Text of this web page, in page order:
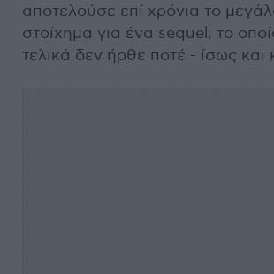
αποτελούσε επί χρόνια το
στοίχημα για ένα sequel, το
τελικά δεν ήρθε ποτέ - ίσως και